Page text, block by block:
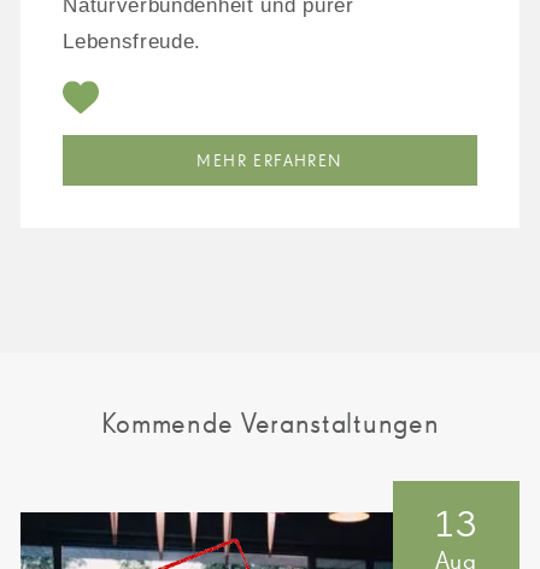
Naturverbundenheit und purer
Lebensfreude.
MEHR ERFAHREN
Kommende Veranstaltungen
13
Aug